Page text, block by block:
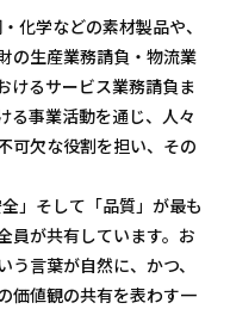
化学などの素材製品や、
の生産業務請負・物流業
けるサービス業務請負ま
る事業活動を通じ、人々
可欠な役割を担い、その
」そして「品質」が最も
員が共有しています。お
言葉が自然に、かつ、
価値観の共有を表わす一